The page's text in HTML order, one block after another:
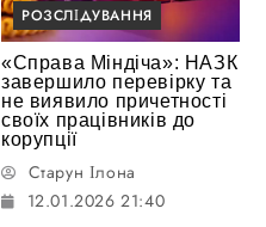
РОЗСЛІДУВАННЯ
«Справа Міндіча»: НАЗК
завершило перевірку та
не виявило причетності
своїх працівників до
корупції
Старун Ілона
12.01.2026 21:40